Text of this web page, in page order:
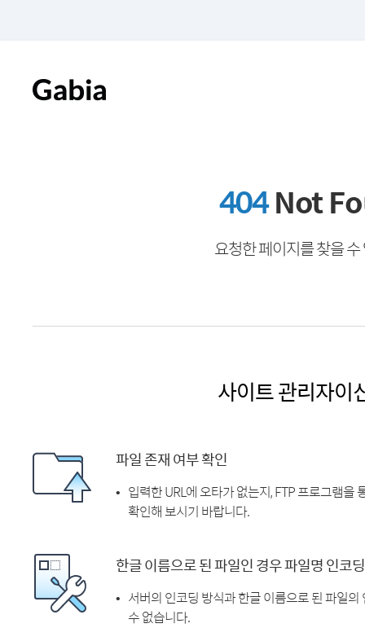
404Not
요청한 페이지를 찾을
사이트 관리자이
파일 존재 여부 확인
입력한 URL에 오타가 없는지, FTP 프로그램
확인해 보시기 바랍니다.
한글 이름으로 된 파일인 경우 파일명 인코
서버의 인코딩 방식과 한글 이름으로 된 파일
수 없습니다.